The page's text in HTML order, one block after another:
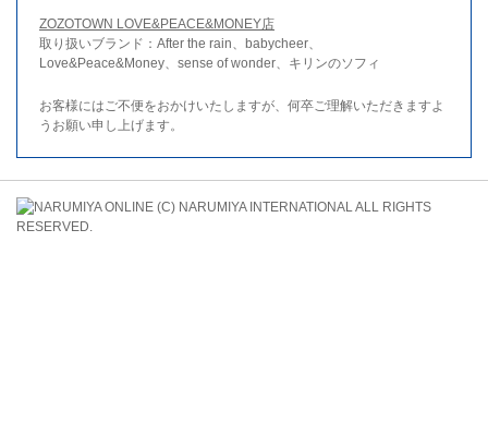
ZOZOTOWN LOVE&PEACE&MONEY店
取り扱いブランド：After the rain、babycheer、
Love&Peace&Money、sense of wonder、キリンのソフィ
お客様にはご不便をおかけいたしますが、何卒ご理解いただきますよ
うお願い申し上げます。